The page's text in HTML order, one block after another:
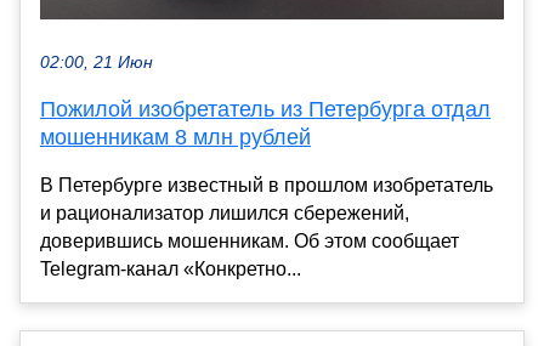
02:00, 21 Июн
Пожилой изобретатель из Петербурга отдал
мошенникам 8 млн рублей
В Петербурге известный в прошлом изобретатель
и рационализатор лишился сбережений,
доверившись мошенникам. Об этом сообщает
Telegram-канал «Конкретно...